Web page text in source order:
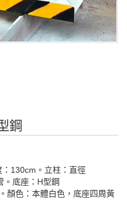
鋼
130cm。立柱：直徑
。底座：H型鋼
顏色：本體白色，底座四周黃